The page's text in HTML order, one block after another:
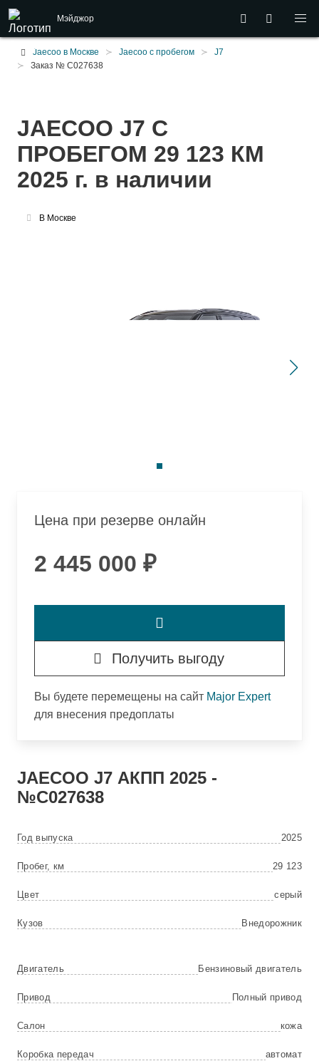
Мэйджор
Jaecoo в Москве Jaecoo с пробегом
J7
Заказ № C027638
JAECOO J7 С
ПРОБЕГОМ 29 123 КМ
2025 г. в наличии
В Москве
Цена при резерве онлайн
2 445 000 ₽
Получить выгоду
Вы будете перемещены на сайт Major Expert
для внесения предоплаты
JAECOO J7 АКПП 2025 -
№C027638
Год выпуска 2025
Пробег, км 29 123
Цвет серый
Кузов Внедорожник
Двигатель Бензиновый двигатель
Привод Полный привод
Салон кожа
Коробка передач автомат